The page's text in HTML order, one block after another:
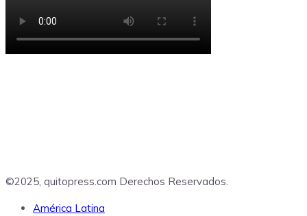
©2025, quitopress.com Derechos Reservados.
América Latina